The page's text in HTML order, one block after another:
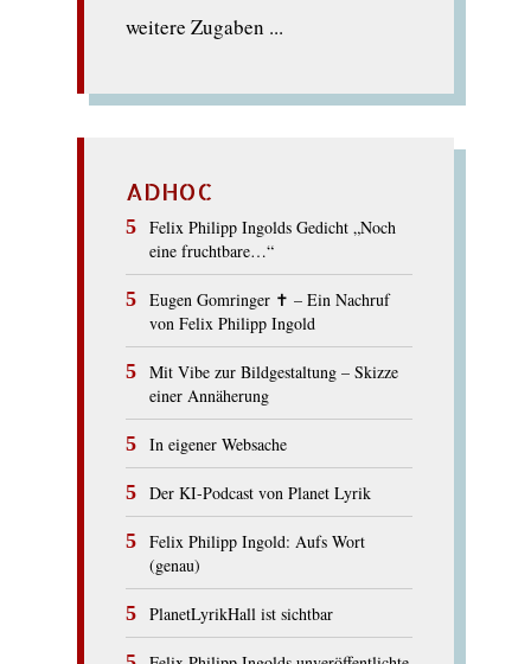
weitere Zugaben ...
ADHOC
Felix Philipp Ingolds Gedicht „Noch
eine fruchtbare…“
Eugen Gomringer ✝︎ – Ein Nachruf
von Felix Philipp Ingold
Mit Vibe zur Bildgestaltung – Skizze
einer Annäherung
In eigener Websache
Der KI-Podcast von Planet Lyrik
Felix Philipp Ingold: Aufs Wort
(genau)
PlanetLyrikHall ist sichtbar